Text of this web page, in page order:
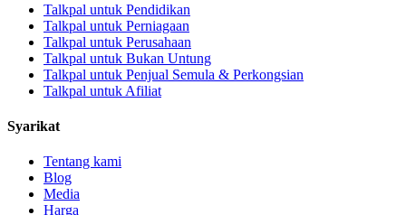
Talkpal untuk Pendidikan
Talkpal untuk Perniagaan
Talkpal untuk Perusahaan
Talkpal untuk Bukan Untung
Talkpal untuk Penjual Semula & Perkongsian
Talkpal untuk Afiliat
Syarikat
Tentang kami
Blog
Media
Harga